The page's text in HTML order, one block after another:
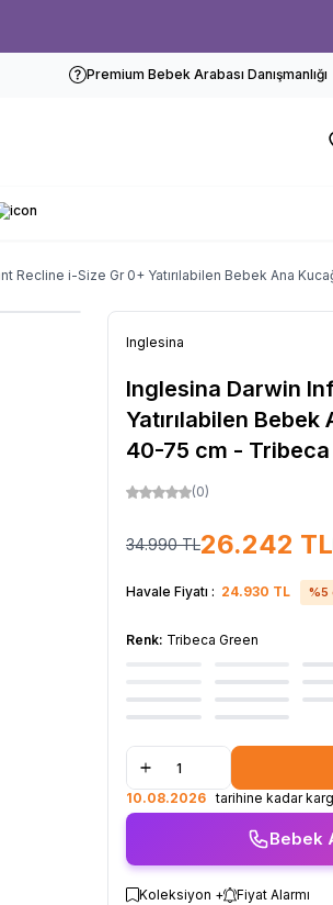
Premium Bebek Arabası Danışmanlığı
Recline i-Size Gr 0+ Yatırılabilen Bebek Ana
Inglesina
Inglesina Darwin
Yatırılabilen
40-75 cm - Tribeca
(0)
34.990TL26.242 TL
Havale Fiyatı : 24.930 TL %5
Renk: Tribeca Green
10.08.2026 tarihine kadar
Bebek
Koleksiyon + Fiyat Alarmı